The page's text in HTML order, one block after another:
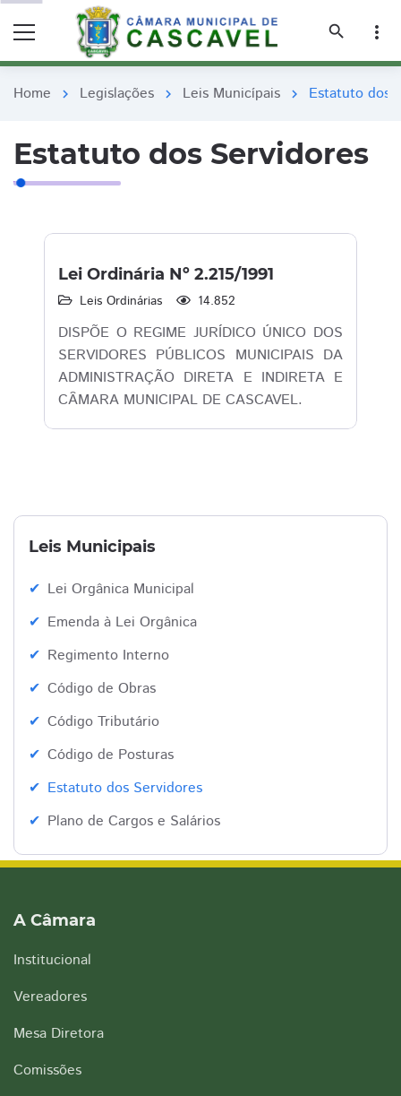
search
more_vert
Home chevron_right Legislações chevron_right Leis Municípais chevron_right Estatuto dos
Estatuto dos Servidores
Lei Ordinária Nº 2.215/1991
Leis Ordinárias 14.852
DISPÕE O REGIME JURÍDICO ÚNICO DOS
SERVIDORES PÚBLICOS MUNICIPAIS DA
ADMINISTRAÇÃO DIRETA E INDIRETA E
CÂMARA MUNICIPAL DE CASCAVEL.
Leis Municipais
Lei Orgânica Municipal
Emenda à Lei Orgânica
Regimento Interno
Código de Obras
Código Tributário
Código de Posturas
Estatuto dos Servidores
Plano de Cargos e Salários
A Câmara
Institucional
Vereadores
Mesa Diretora
Comissões